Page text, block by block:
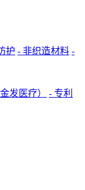
护 - 非织造材料 -
发医疗）
- 专利